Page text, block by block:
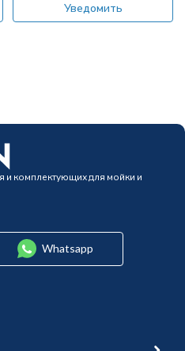
Уведомить
и комплектующих для мойки и
Whatsapp